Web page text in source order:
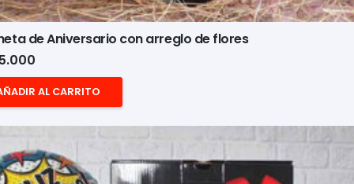
de Aniversario con arreglo de flores
AL CARRITO